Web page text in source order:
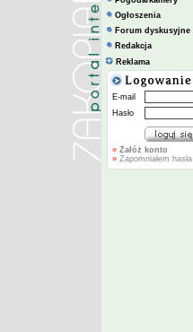
Ogłoszenia
Forum dyskusyjne
Redakcja
Reklama
E-mail
Hasło
» Załóż konto
» Zapomniałem hasła